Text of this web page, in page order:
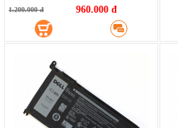
1.200.000 đ 960.000 đ